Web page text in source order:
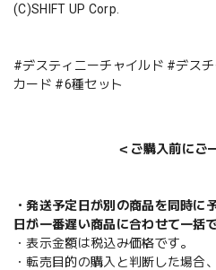
(C)SHIFT UP Corp.
#デスティニーチャイルド #デスチ
カード #6種セット
＜ご購入前にご
・発送予定日が別の商品を同時に
日が一番遅い商品に合わせて一括
・表示金額は税込み価格です。
・転売目的の購入と判断した場合